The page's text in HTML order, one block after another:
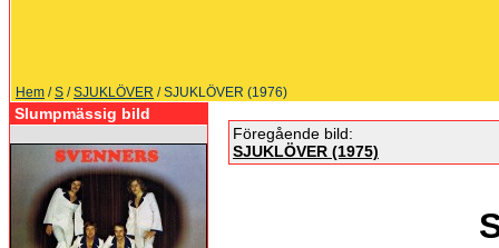
Hem /S /SJUKLÖVER / SJUKLÖVER (1976)
Slumpmässig bild
Föregående bild:
SJUKLÖVER (1975)